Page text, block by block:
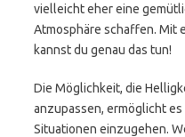
vielleicht eher eine
Atmosphäre schaffen. Mit
kannst du genau das tun!
Die Möglichkeit, die
anzupassen, ermöglicht
Situationen einzugehen.